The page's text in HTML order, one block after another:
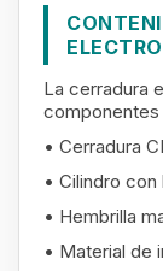
La cerradura
componentes
• Cerradura
• Cilindro con
• Hembrilla
• Material de